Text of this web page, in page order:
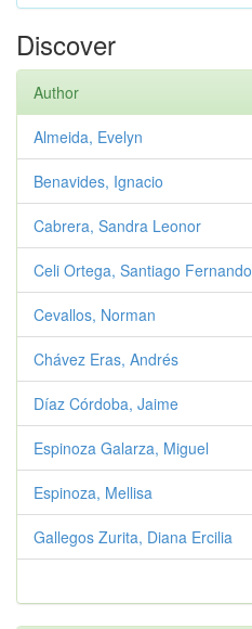
Discover
Author
Almeida, Evelyn
Benavides, Ignacio
Cabrera, Sandra Leonor
Celi Ortega, Santiago Fernando
Cevallos, Norman
Chávez Eras, Andrés
Díaz Córdoba, Jaime
Espinoza Galarza, Miguel
Espinoza, Mellisa
Gallegos Zurita, Diana Ercilia